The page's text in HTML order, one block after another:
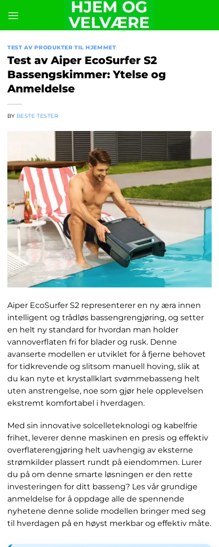
content
TEST AV PRODUKTER TIL HJEMMET
Test av Aiper EcoSurfer S2
Bassengskimmer: Ytelse og
Anmeldelse
BY BESTE TESTER
Aiper EcoSurfer S2 representerer en ny æra innen
intelligent og trådløs bassengrengjøring, og setter
en helt ny standard for hvordan man holder
vannoverflaten fri for blader og rusk. Denne
avanserte modellen er utviklet for å fjerne behovet
for tidkrevende og slitsom manuell hoving, slik at
du kan nyte et krystallklart svømmebasseng helt
uten anstrengelse, noe som gjør hele opplevelsen
ekstremt komfortabel i hverdagen.
Med sin innovative solcelleteknologi og kabelfrie
frihet, leverer denne maskinen en presis og effektiv
overflaterengjøring helt uavhengig av eksterne
strømkilder plassert rundt på eiendommen. Lurer
du på om denne smarte løsningen er den rette
investeringen for ditt basseng? Les vår grundige
anmeldelse for å oppdage alle de spennende
nyhetene denne solide modellen bringer med seg
til hverdagen på en høyst merkbar og effektiv måte.